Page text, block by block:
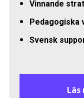
Vinnande
Pedagogiska
Svensk
Läs